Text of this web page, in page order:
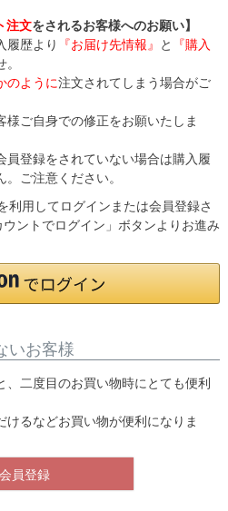
注文をされるお客様へのお願い】
履歴より
『お届け先情報』 と
『購入
のように注文されてしまう場合がご
様ご自身での修正をお願いたしま
登録をされていない場合は購入履
ご注意ください。
利用してログインまたは会員登録さ
ントでログイン」ボタンよりお進み
いお客様
二度目のお買い物時にとても便利
けるなどお買い物が便利になりま
会員登録